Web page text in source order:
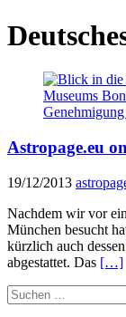
Astropage.eu
19/12/2013
Nachdem wir vor
München besucht
kürzlich auch
abgestattet. Das […]
Suchen
nach: